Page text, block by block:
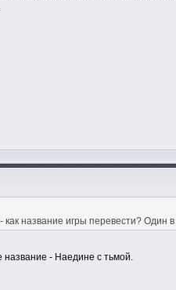
как название игры перевести?
- Наедине с тьмой.